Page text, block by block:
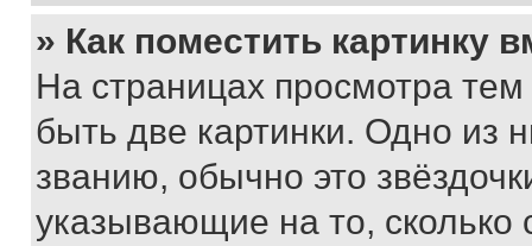
» Как поместить картинку
На страницах просмотра
быть две картинки. Одно из
званию, обычно это
указывающие на то,